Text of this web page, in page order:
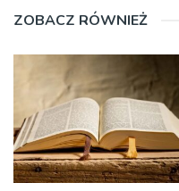
ZOBACZ RÓWNIEŻ